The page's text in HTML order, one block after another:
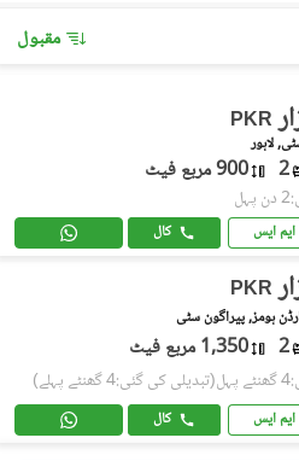
مقبول
PKR
لاہور
2 900 مربع فیٹ
ایس کال
PKR
ہومز, پیراگون سٹی
2 1,350 مربع فیٹ
(تبدیلی کی گئی:4 گھنٹے پہلے)
ایس کال